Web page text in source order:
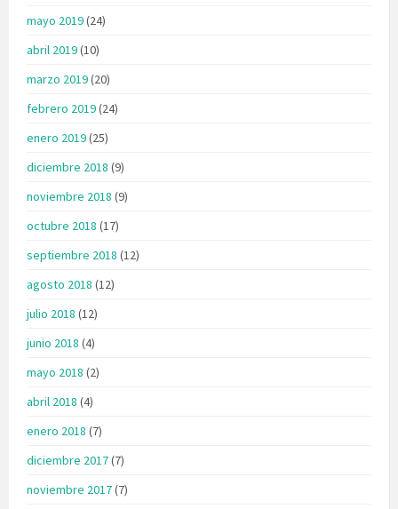
mayo 2019(24)
abril 2019(10)
marzo 2019(20)
febrero 2019(24)
enero 2019(25)
diciembre 2018 (9)
noviembre 2018 (9)
octubre 2018 (17)
septiembre 2018 (12)
agosto 2018 (12)
julio 2018 (12)
junio 2018 (4)
mayo 2018 (2)
abril 2018 (4)
enero 2018 (7)
diciembre 2017(7)
noviembre 2017(7)